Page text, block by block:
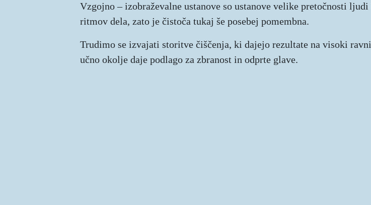
Vzgojno – izobraževalne ustanove so ustanove velike pretočnosti
ritmov dela, zato je čistoča tukaj še posebej pomembna.
Trudimo se izvajati storitve čiščenja, ki dajejo rezultate na visoki
učno okolje daje podlago za zbranost in odprte glave.